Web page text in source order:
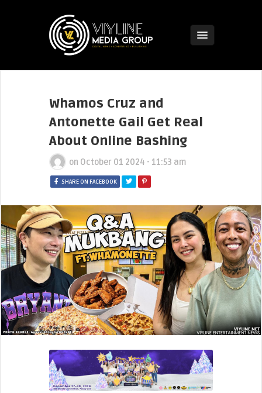
Whamos Cruz and
Antonette Gail Get Real
About Online Bashing
on October 01 2024 - 11:53 am
SHARE ON FACEBOOK